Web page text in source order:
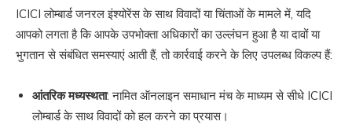
ICICI लोम्बार्ड जनरल इंश्योरेंस के साथ विवादों या चिंताओं के मामले में, यदि
आपको लगता है कि आपके उपभोक्ता अधिकारों का उल्लंघन हुआ है या दावों या
भुगतान से संबंधित समस्याएं आती हैं, तो कार्रवाई करने के लिए उपलब्ध विकल्प हैं:
आंतरिक मध्यस्थता: नामित ऑनलाइन समाधान मंच के माध्यम से सीधे ICICI
लोम्बार्ड के साथ विवादों को हल करने का प्रयास।